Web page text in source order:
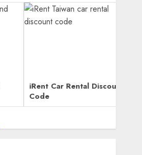
iRent Car Rental Discount
Code